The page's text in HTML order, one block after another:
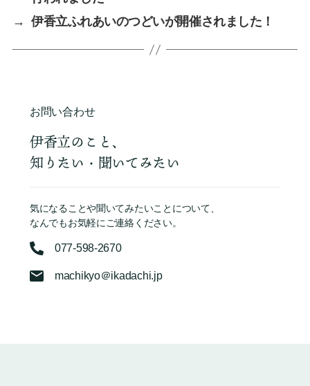
→
伊香立ふれあいのつどいが開催されました！
お問い合わせ
伊香立のこと、
知りたい・聞いてみたい
気になることや聞いてみたいことについて、
なんでもお気軽にご連絡ください。
077-598-2670
machikyo＠ikadachi.jp